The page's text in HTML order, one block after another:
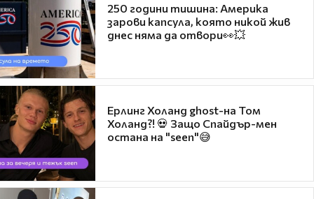
250 години тишина: Америка
зарови капсула, която никой жив
днес няма да отвори👀💥
Ерлинг Холанд ghost-на Том
Холанд?! 💀 Защо Спайдър-мен
остана на "seen"😅